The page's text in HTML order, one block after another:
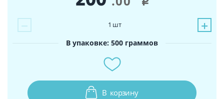
− +
1 шт
В упаковке: 500 граммов
В корзину